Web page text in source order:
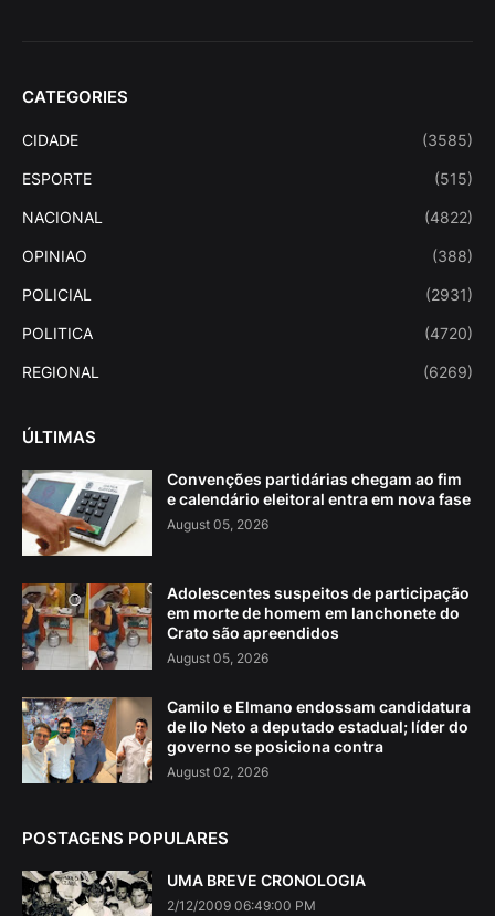
CATEGORIES
CIDADE (3585)
ESPORTE (515)
NACIONAL (4822)
OPINIAO (388)
POLICIAL (2931)
POLITICA (4720)
REGIONAL (6269)
ÚLTIMAS
Convenções partidárias chegam ao fim
e calendário eleitoral entra em nova fase
August 05, 2026
Adolescentes suspeitos de participação
em morte de homem em lanchonete do
Crato são apreendidos
August 05, 2026
Camilo e Elmano endossam candidatura
de Ilo Neto a deputado estadual; líder do
governo se posiciona contra
August 02, 2026
POSTAGENS POPULARES
UMA BREVE CRONOLOGIA
2/12/2009 06:49:00 PM